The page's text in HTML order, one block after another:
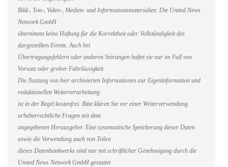
Bild-, Ton-, Video-, Medien- und Informationsmaterialien. Die United News
Network GmbH
übernimmt keine Haftung für die Korrektheit oder Vollständigkeit des
dargestellten Events. Auch bei
Übertragungsfehlern oder anderen Störungen haftet sie nur im Fall von
Vorsatz oder grober Fahrlässigkeit.
Die Nutzung von hier archivierten Informationen zur Eigeninformation und
redaktionellen Weiterverarbeitung
ist in der Regel kostenfrei. Bitte klären Sie vor einer Weiterverwendung
urheberrechtliche Fragen mit dem
angegebenen Herausgeber. Eine systematische Speicherung dieser Daten
sowie die Verwendung auch von Teilen
dieses Datenbankwerks sind nur mit schriftlicher Genehmigung durch die
United News Network GmbH gestattet